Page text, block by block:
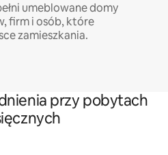
umeblowane domy
firm i osób, które
zamieszkania.
przy pobytach